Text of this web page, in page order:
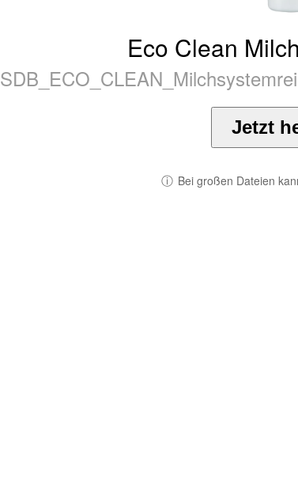
Eco Clean
Jetzt
ⓘ Bei großen Dateien